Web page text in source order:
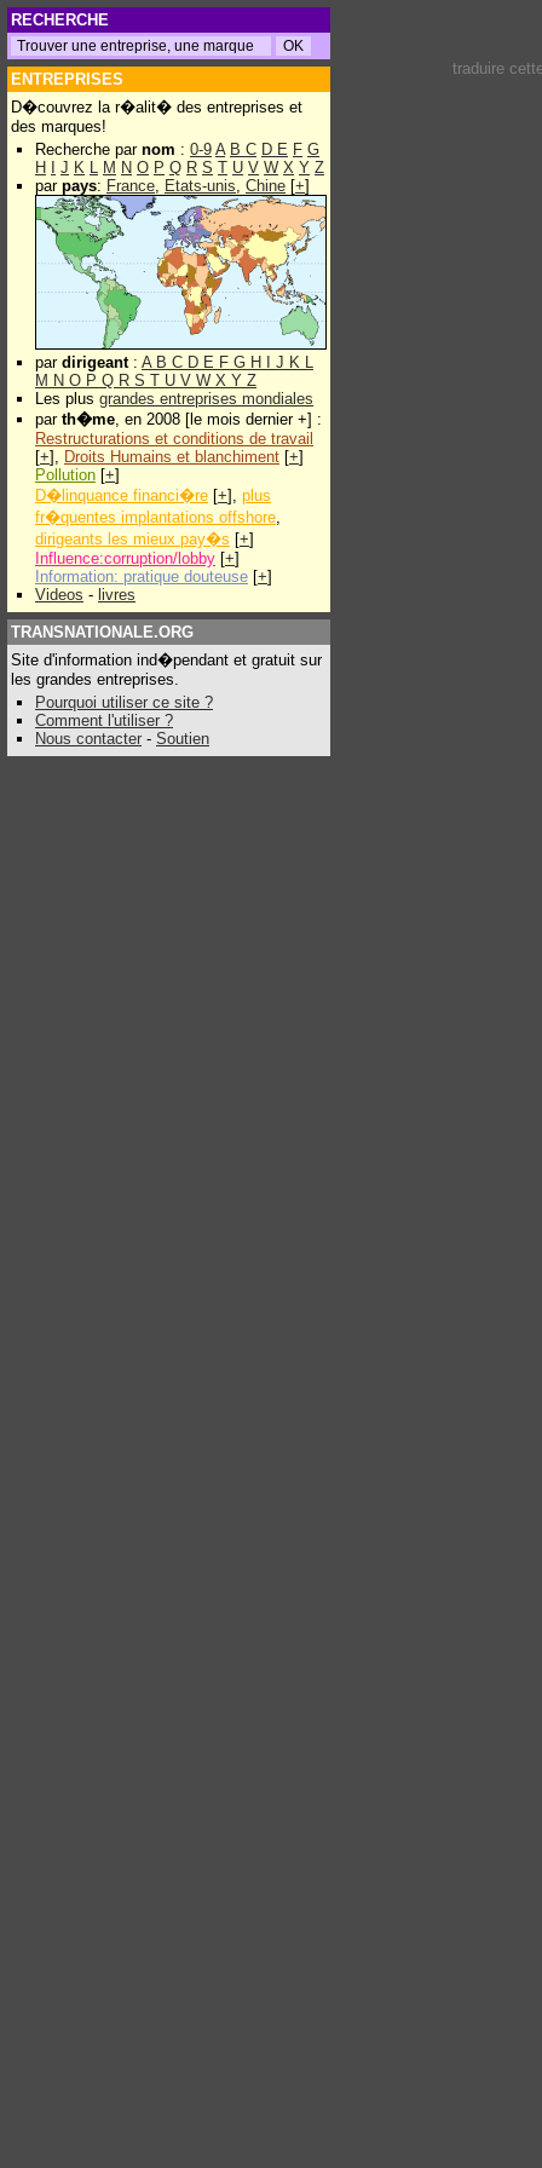
RECHERCHE
ENTREPRISES
D�couvrez la r�alit� des entreprises et
des marques!
Recherche par nom : 0-9 A B C D E F G
H
J K L M N O P Q R S T U V W X Y Z
par pays: France, Etats-unis, Chine [+]
par dirigeant: A B C D E F G H J K L
M N O P Q R S T U V W X Y Z
Les plus grandes entreprises mondiales
par th�me, en 2008 [le mois dernier +] :
Restructurations et conditions de travail
[+], Droits Humains et blanchiment [+]
Pollution [+]
D�linquance financi�re [+], plus
fr�quentes implantations offshore,
dirigeants les mieux pay�s [+]
Influence:corruption/lobby [+]
Information: pratique douteuse [+]
Videos - livres
TRANSNATIONALE.ORG
Site d'information ind�pendant et gratuit sur
les grandes entreprises.
Pourquoi utiliser ce site ?
Comment l'utiliser ?
Nous contacter - Soutien
traduire